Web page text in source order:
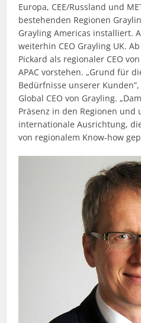
Europa, CEE/Russland und
bestehenden Regionen
Grayling Americas installiert.
weiterhin CEO Grayling UK.
Pickard als regionaler CEO
APAC vorstehen. „Grund für
Bedürfnisse unserer
Global CEO von Grayling.
Präsenz in den Regionen
internationale Ausrichtung,
von regionalem Know-how